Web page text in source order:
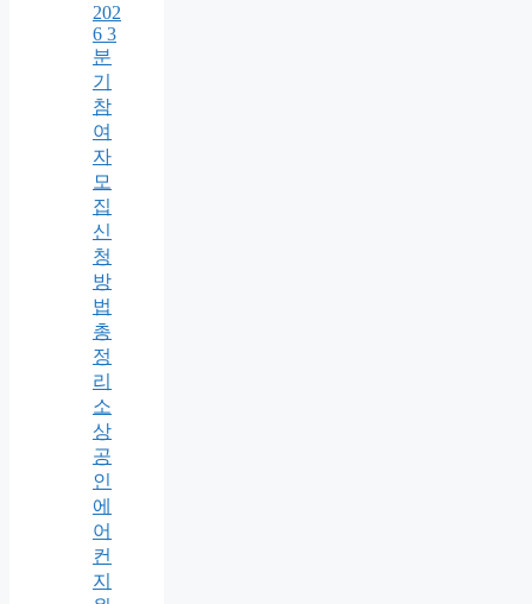
202
6 3
분
기
참
여
자
모
집
신
청
방
법
총
정
리
소
상
공
인
에
어
컨
지